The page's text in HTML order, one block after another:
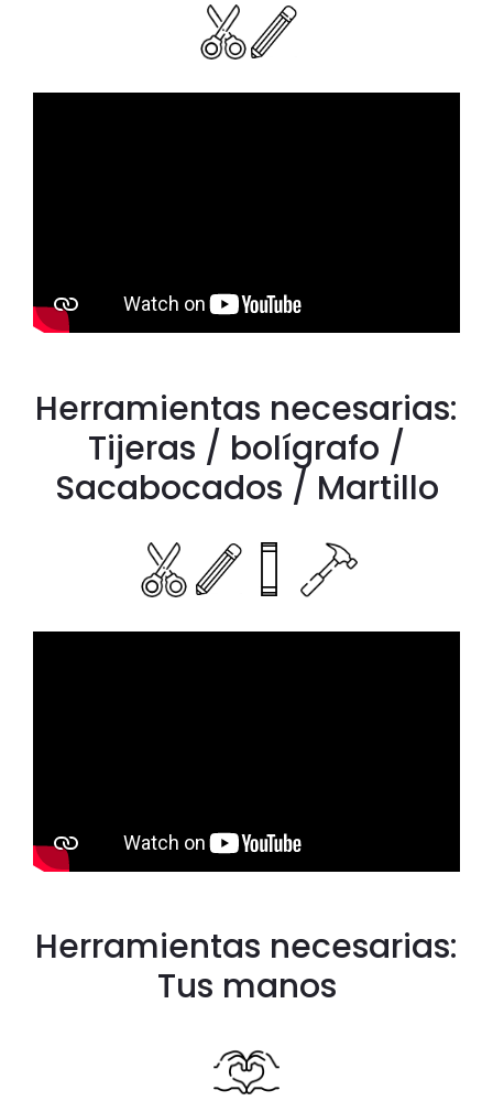
Herramientas necesarias:
Tijeras / bolígrafo /
Sacabocados / Martillo
Herramientas necesarias:
Tus manos